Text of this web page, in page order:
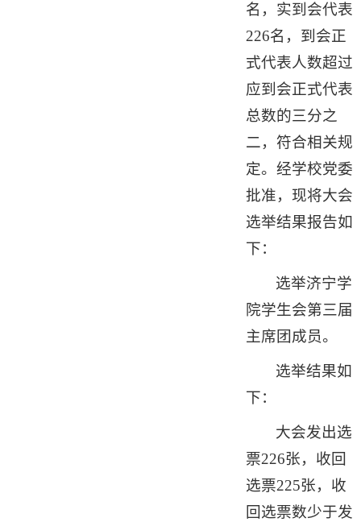
名，实到会代表
226名，到会正
式代表人数超过
应到会正式代表
总数的三分之
二，符合相关规
定。经学校党委
批准，现将大会
选举结果报告如
下：
选举济宁学
院学生会第三届
主席团成员。
选举结果如
下：
大会发出选
票226张，收回
选票225张，收
回选票数少于发